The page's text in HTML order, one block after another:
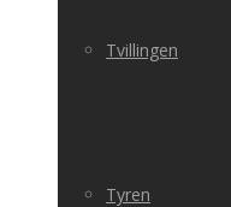
Tvillingen
Tyren